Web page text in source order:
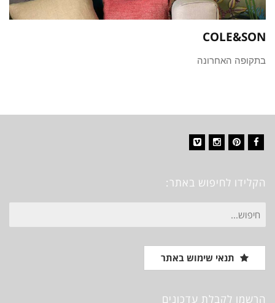
COLE&SON
בתקופה האחרונה
הקלידו לחיפוש באתר:
חיפוש
עבור:
תנאי שימוש באתר
הרשמו לקבלת עדכונים